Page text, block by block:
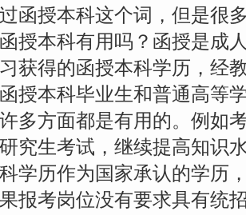
函授本科这个词，但是很
授本科有用吗？函授是成
获得的函授本科学历，经
授本科毕业生和普通高等
多方面都是有用的。例如
究生考试，继续提高知识
学历作为国家承认的学历
报考岗位没有要求具有统